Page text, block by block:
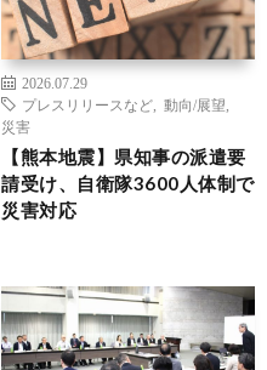
2026.07.29
プレスリリースなど
動向/展望
災害
【熊本地震】県知事の派遣要
請受け、自衛隊3600人体制で
災害対応